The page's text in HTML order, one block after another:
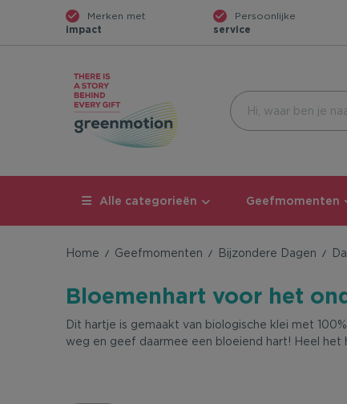
Merken met
impact
Persoonlijke
service
Alle categorieën Geefmomenten
Home Geefmomenten Bijzondere Dagen
Bloemenhart voor het
Dit hartje is gemaakt van biologische klei met
weg en geef daarmee een bloeiend hart! Heel het